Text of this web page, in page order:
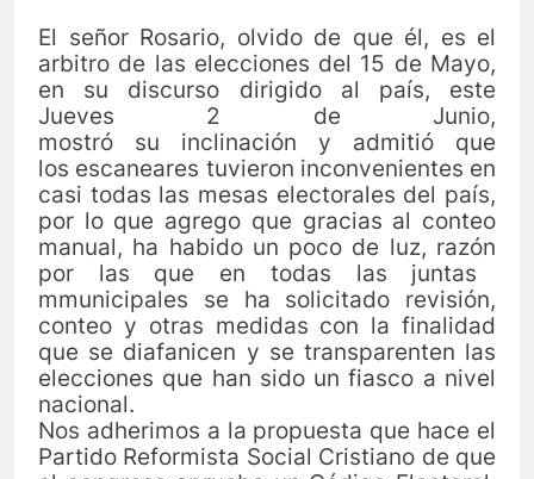
El señor Rosario, olvido de que él, es el
arbitro de las elecciones del 15 de Mayo,
en su discurso dirigido al país, este
Jueves 2 de Junio,
mostró su inclinación y admitió que
los escaneares tuvieron inconvenientes en
casi todas las mesas electorales del país,
por lo que agrego que gracias al conteo
manual, ha habido un poco de luz, razón
por las que en todas las juntas
mmunicipales se ha solicitado revisión,
conteo y otras medidas con la finalidad
que se diafanicen y se transparenten las
elecciones que han sido un fiasco a nivel
nacional.
Nos adherimos a la propuesta que hace el
Partido Reformista Social Cristiano de que